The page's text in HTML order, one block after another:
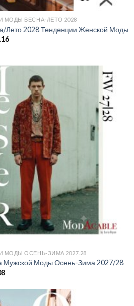
МОДЫ ВЕСНА-ЛЕТО 2028
Лето 2028 Тенденции Женской Моды
wishlist
МОДЫ ОСЕНЬ-ЗИМА 2027.28
Мужской Моды Осень-Зима 2027/28